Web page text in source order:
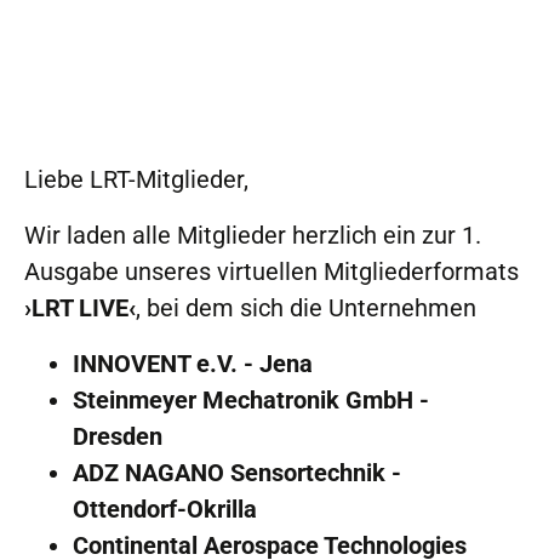
Liebe LRT-Mitglieder,
Wir laden alle Mitglieder herzlich ein zur 1.
Ausgabe unseres virtuellen Mitgliederformats
›LRT LIVE‹, bei dem sich die Unternehmen
INNOVENT e.V. - Jena
Steinmeyer Mechatronik GmbH -
Dresden
ADZ NAGANO Sensortechnik -
Ottendorf-Okrilla
Continental Aerospace Technologies